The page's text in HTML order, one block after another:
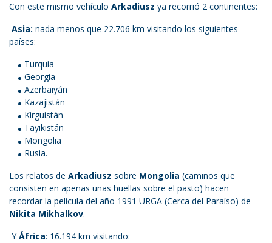
Con este mismo vehículo Arkadiusz ya recorrió 2 continentes:
Asia: nada menos que 22.706 km visitando los siguientes
países:
Turquía
Georgia
Azerbaiyán
Kazajistán
Kirguistán
Tayikistán
Mongolia
Rusia.
Los relatos de Arkadiusz sobre Mongolia (caminos que
consisten en apenas unas huellas sobre el pasto) hacen
recordar la película del año 1991 URGA (Cerca del Paraíso) de
Nikita Mikhalkov.
YÁfrica: 16.194 km visitando: